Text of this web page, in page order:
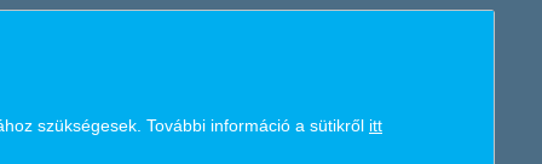
re csak alig jobbak, ezért a biztosítási szakma csak óvatosan
és az is szinte bizonyos, hogy a szektor az árverseny miatt
Biztosító 2011-es piaci előrejelzésében. A nehézségek és a
szükségesek. További információ a sütikről itt